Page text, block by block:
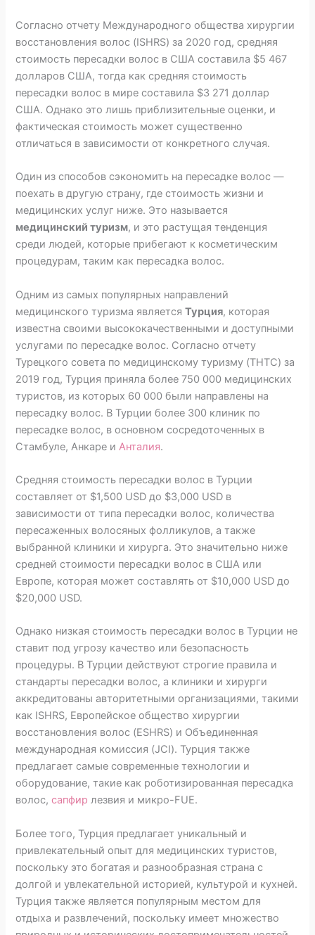
Согласно отчету Международного общества хирургии
восстановления волос (ISHRS) за 2020 год, средняя
стоимость пересадки волос в США составила $5 467
долларов США, тогда как средняя стоимость
пересадки волос в мире составила $3 271 доллар
США. Однако это лишь приблизительные оценки, и
фактическая стоимость может существенно
отличаться в зависимости от конкретного случая.
Один из способов сэкономить на пересадке волос —
поехать в другую страну, где стоимость жизни и
медицинских услуг ниже. Это называется
медицинский туризм, и это растущая тенденция
среди людей, которые прибегают к косметическим
процедурам, таким как пересадка волос.
Одним из самых популярных направлений
медицинского туризма являетсяТурция, которая
известна своими высококачественными и доступными
услугами по пересадке волос. Согласно отчету
Турецкого совета по медицинскому туризму (THTC) за
2019 год, Турция приняла более 750 000 медицинских
туристов, из которых 60 000 были направлены на
пересадку волос. В Турции более 300 клиник по
пересадке волос, в основном сосредоточенных в
Стамбуле, Анкаре иАнталия.
Средняя стоимость пересадки волос в Турции
составляет от $1,500 USD до $3,000 USD в
зависимости от типа пересадки волос, количества
пересаженных волосяных фолликулов, а также
выбранной клиники и хирурга. Это значительно ниже
средней стоимости пересадки волос в США или
Европе, которая может составлять от $10,000 USD до
$20,000 USD.
Однако низкая стоимость пересадки волос в Турции не
ставит под угрозу качество или безопасность
процедуры. В Турции действуют строгие правила и
стандарты пересадки волос, а клиники и хирурги
аккредитованы авторитетными организациями, такими
как ISHRS, Европейское общество хирургии
восстановления волос (ESHRS) и Объединенная
международная комиссия (JCI). Турция также
предлагает самые современные технологии и
оборудование, такие как роботизированная пересадка
волос,сапфир лезвия и микро-FUE.
Более того, Турция предлагает уникальный и
привлекательный опыт для медицинских туристов,
поскольку это богатая и разнообразная страна с
долгой и увлекательной историей, культурой и кухней.
Турция также является популярным местом для
отдыха и развлечений, поскольку имеет множество